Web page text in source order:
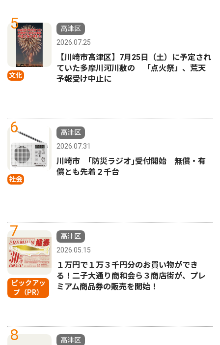
5
文化
高津区
2026.07.25
【川崎市高津区】7月25日（土）に予定され
ていた多摩川河川敷の 「点火祭」、荒天
予報受け中止に
6
社会
高津区
2026.07.31
川崎市 ｢防災ラジオ｣受付開始 無償・有
償とも先着２千台
7
ピックアッ
プ（PR）
高津区
2026.05.15
１万円で１万３千円分のお買い物ができ
る！二子大通り商和会ら３商店街が、プレ
ミアム商品券の販売を開始！
8
高津区